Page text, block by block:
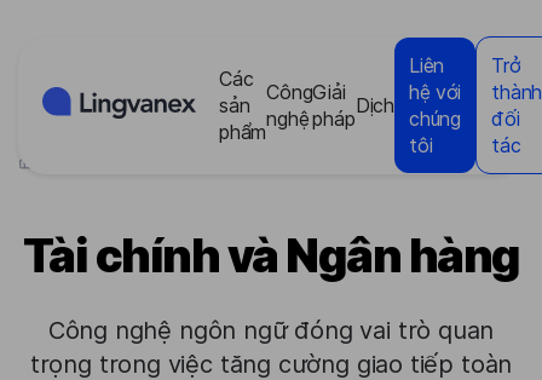
Các
sản
phẩm
Công
nghệ
Giải
pháp
Dịch
Liên
hệ với
chúng
tôi
Trở
thành
đối
tác
Tài chính và Ngân hàng
Tài chính và Ngân hàng
Công nghệ ngôn ngữ đóng vai trò quan
trọng trong việc tăng cường giao tiếp toàn